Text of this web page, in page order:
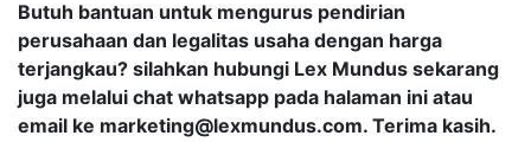
Butuh bantuan untuk mengurus pendirian
perusahaan dan legalitas usaha dengan harga
terjangkau? silahkan hubungi Lex Mundus sekarang
juga melalui chat whatsapp pada halaman ini atau
email ke marketing@lexmundus.com. Terima kasih.